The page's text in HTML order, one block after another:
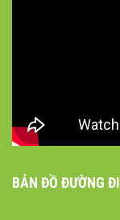
BẢN ĐỒ ĐƯỜNG ĐI